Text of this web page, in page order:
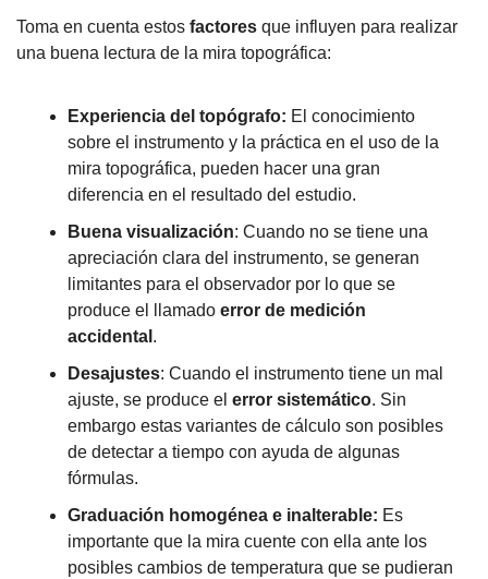
Toma en cuenta estos factores que influyen para realizar
una buena lectura de la mira topográfica:
Experiencia del topógrafo: El conocimiento
sobre el instrumento y la práctica en el uso de la
mira topográfica, pueden hacer una gran
diferencia en el resultado del estudio.
Buena visualización: Cuando no se tiene una
apreciación clara del instrumento, se generan
limitantes para el observador por lo que se
produce el llamado error de medición
accidental .
Desajustes: Cuando el instrumento tiene un mal
ajuste, se produce el error sistemático. Sin
embargo estas variantes de cálculo son posibles
de detectar a tiempo con ayuda de algunas
fórmulas.
Graduación homogénea e inalterable: Es
importante que la mira cuente con ella ante los
posibles cambios de temperatura que se pudieran